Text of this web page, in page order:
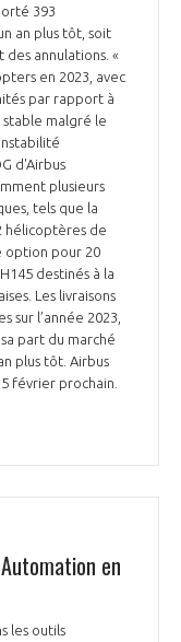
ET SPATIALE
SPATIALE
RELATIONS ENTRE
393
an plus tôt, soit
annulations. «
en 2023, avec
par rapport à
stable malgré le
d'Airbus
plusieurs
tels que la
hélicoptères de
option pour 20
destinés à la
Les livraisons
sur l’année 2023,
part du marché
plus tôt. Airbus
février prochain.
en
les outils
au GIFAS.
sectorielles,